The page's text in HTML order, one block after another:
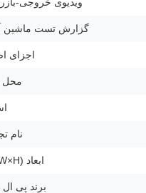
گزارش تست ماشین
اجزای
محل
نام
ابعاد (L×W×H)
برند پی